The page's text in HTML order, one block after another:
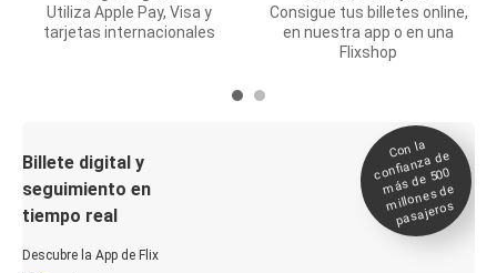
Utiliza Apple Pay, Visa y
tarjetas internacionales
Consigue tus billetes online,
en nuestra app o en una
Flixshop
Billete digital y
seguimiento en
tiempo real
Descubre la App de Flix
Con la
confianza de
más de 500
millones de
pasajeros